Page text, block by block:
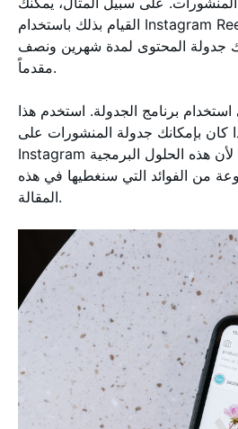
القيام بذلك باستخدام Instagram Reels وتحديد تاريخ يصل إلى
ذلك جدولة المحتوى لمدة شهرين ونصف
مقدماً.
برنامج الجدولة. استخدم هذا
كان بإمكانك جدولة المنشورات على
Instagram بشكل أكثر كفاءة. ذلك لأن هذه الحلول البرمجية
من الفوائد التي سنغطيها في هذه
المقالة.